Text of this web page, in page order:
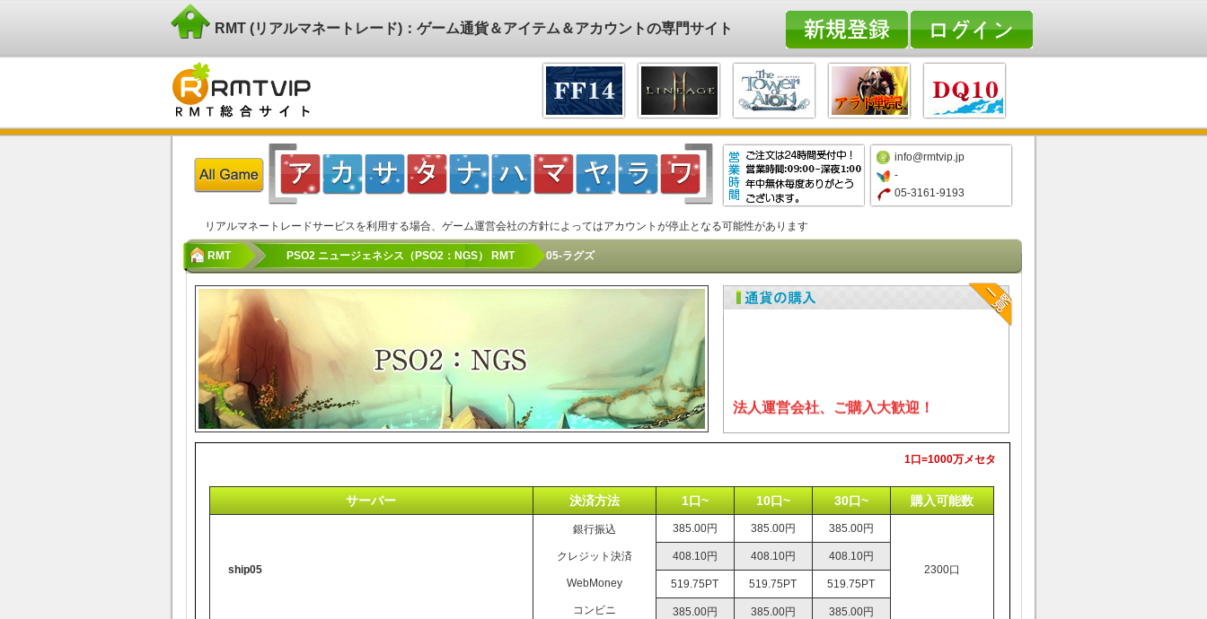
RMT (リアルマネートレード)：ゲーム通貨＆アイテム＆アカウントの専門サイト
info@rmtvip.jp
-
05-3161-9193
リアルマネートレードサービスを利用する場合、ゲーム運営会社の方針によってはアカウントが停止となる可能性があります
RMT PSO2 ニュージェネシス（PSO2：NGS） RMT 05-ラグズ
法人運営会社、ご購入大歓迎！
1口=1000万メセタ
サーバー 決済方法 1口~ 10口~ 30口~ 購入可能数
ship05
銀行振込
クレジット決済
WebMoney
コンビニ
385.00円 385.00円 385.00円
2300口
408.10円 408.10円 408.10円
519.75PT 519.75PT 519.75PT
385.00円 385.00円 385.00円